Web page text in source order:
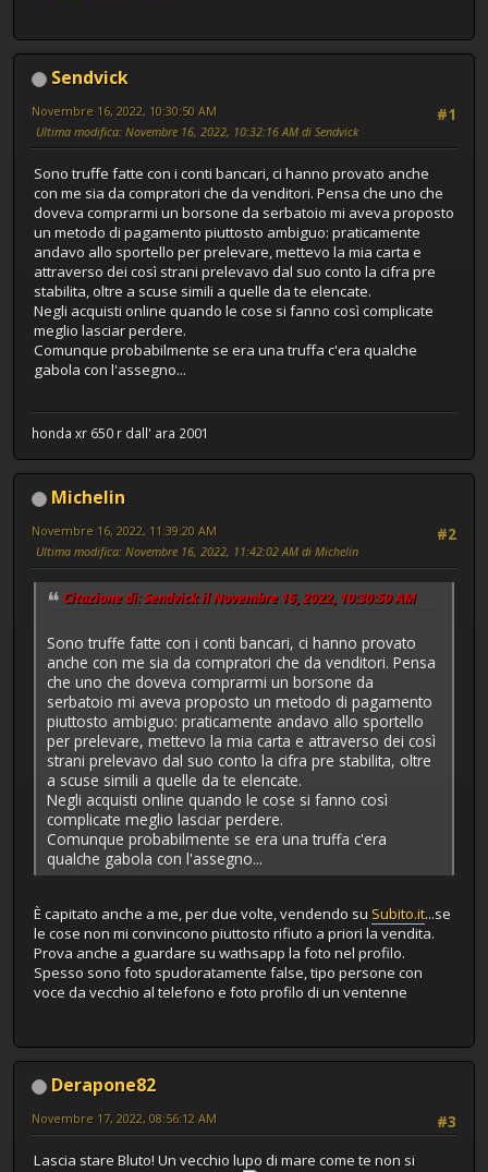
Sendvick
#1
Novembre 16, 2022, 10:30:50 AM
Ultima modifica: Novembre 16, 2022, 10:32:16 AM di Sendvick
Sono truffe fatte con i conti bancari, ci hanno provato anche
con me sia da compratori che da venditori. Pensa che uno che
doveva comprarmi un borsone da serbatoio mi aveva proposto
un metodo di pagamento piuttosto ambiguo: praticamente
andavo allo sportello per prelevare, mettevo la mia carta e
attraverso dei così strani prelevavo dal suo conto la cifra pre
stabilita, oltre a scuse simili a quelle da te elencate.
Negli acquisti online quando le cose si fanno così complicate
meglio lasciar perdere.
Comunque probabilmente se era una truffa c'era qualche
gabola con l'assegno...
honda xr 650 r dall' ara 2001
Michelin
#2
Novembre 16, 2022, 11:39:20 AM
Ultima modifica: Novembre 16, 2022, 11:42:02 AM di Michelin
Citazione di: Sendvick il Novembre 16, 2022, 10:30:50 AM
Sono truffe fatte con i conti bancari, ci hanno provato
anche con me sia da compratori che da venditori. Pensa
che uno che doveva comprarmi un borsone da
serbatoio mi aveva proposto un metodo di pagamento
piuttosto ambiguo: praticamente andavo allo sportello
per prelevare, mettevo la mia carta e attraverso dei così
strani prelevavo dal suo conto la cifra pre stabilita, oltre
a scuse simili a quelle da te elencate.
Negli acquisti online quando le cose si fanno così
complicate meglio lasciar perdere.
Comunque probabilmente se era una truffa c'era
qualche gabola con l'assegno...
È capitato anche a me, per due volte, vendendo su Subito.it...se
le cose non mi convincono piuttosto rifiuto a priori la vendita.
Prova anche a guardare su wathsapp la foto nel profilo.
Spesso sono foto spudoratamente false, tipo persone con
voce da vecchio al telefono e foto profilo di un ventenne
Derapone82
#3
Novembre 17, 2022, 08:56:12 AM
Lascia stare Bluto! Un vecchio lupo di mare come te non si